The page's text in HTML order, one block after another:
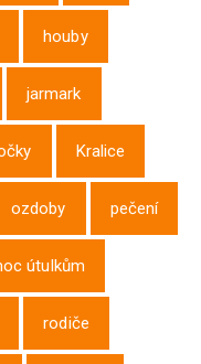
houby
jarmark
Kralice
ozdoby pečení
útulkům
rodiče